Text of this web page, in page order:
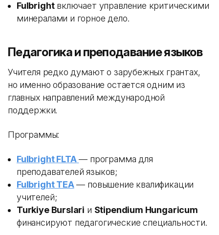
Fulbrightвключает управление критическими
минералами и горное дело.
Педагогика и преподавание языков
Учителя редко думают о зарубежных грантах,
но именно образование остается одним из
главных направлений международной
поддержки.
Программы:
Fulbright FLTA — программа для
преподавателей языков;
Fulbright TEA— повышение квалификации
учителей;
Turkiye Burslari и Stipendium Hungaricum
финансируют педагогические специальности.